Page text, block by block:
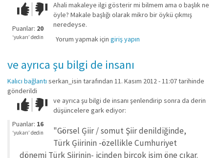
Çok iyi!O
kadar
iyi
değil!
Puanlar: 20
‘yukarı’ dedin
Ahali makaleye ilgi gösterir mi bilmem ama o başlık ne
öyle? Makale başlığı olarak mikro bir öykü çıkmış
neredeyse.
Yorum yapmak için giriş yapın
ve ayrıca şu bilgi de insanı
Kalıcı bağlantı serkan_isin tarafından 11. Kasım 2012 - 11:07 tarihinde
gönderildi
Çok iyi!O
kadar
iyi
değil!
Puanlar: 16
‘yukarı’ dedin
ve ayrıca şu bilgi de insanı şenlendirip sonra da derin
düşüncelere gark ediyor:
"Görsel Ģiir / somut Şiir denildiğinde,
Türk Ģiirinin -özellikle Cumhuriyet
dönemi Türk Şiirinin- içinden birçok isim öne çıkar.